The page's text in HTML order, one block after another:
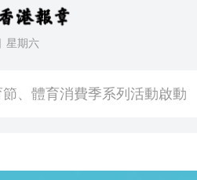
星期六
」 OpenAI暫停Astra部分研